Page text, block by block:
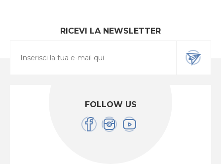
RICEVI LA NEWSLETTER
FOLLOW US